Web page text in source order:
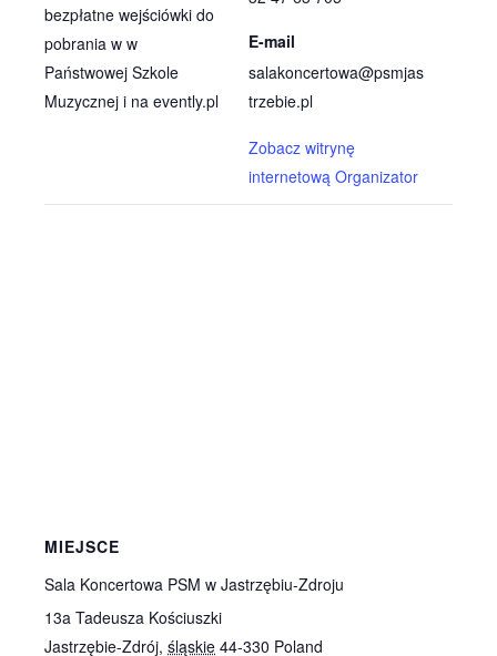
bezpłatne wejściówki do
pobrania w w
Państwowej Szkole
Muzycznej i na evently.pl
E-mail
salakoncertowa@psmjas
trzebie.pl
Zobacz witrynę
internetową Organizator
MIEJSCE
Sala Koncertowa PSM w Jastrzębiu-Zdroju
13a Tadeusza Kościuszki
Jastrzębie-Zdrój, śląskie 44-330 Poland